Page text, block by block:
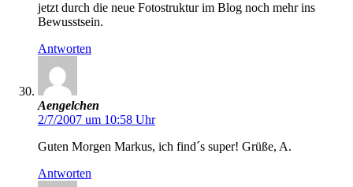
jetzt durch die neue Fotostruktur im Blog noch mehr ins
Bewusstsein.
Antworten
Aengelchen
2/7/2007 um 10:58 Uhr
Guten Morgen Markus, ich find´s super! Grüße, A.
Antworten